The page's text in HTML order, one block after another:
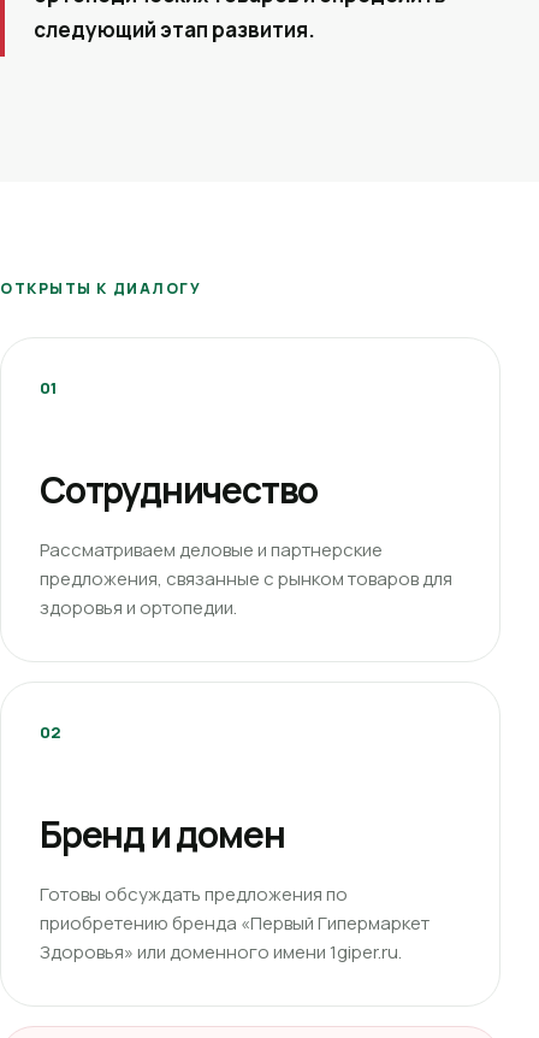
следующий этап развития.
ОТКРЫТЫ К ДИАЛОГУ
01
Сотрудничество
Рассматриваем деловые и партнерские
предложения, связанные с рынком товаров для
здоровья и ортопедии.
02
Бренд и домен
Готовы обсуждать предложения по
приобретению бренда «Первый Гипермаркет
Здоровья» или доменного имени 1giper.ru.